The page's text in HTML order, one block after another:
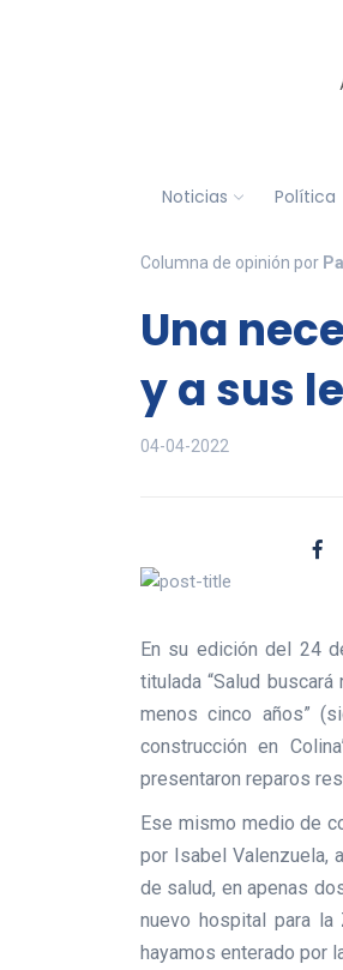
Noticias Política
Columna de opinión por
Una
y a sus
04-04-2022
En su edición del 24
titulada “Salud
menos cinco años”
construcción en
presentaron reparos
Ese mismo medio de
por Isabel Valenzuela,
de salud, en apenas
nuevo hospital para la
hayamos enterado por